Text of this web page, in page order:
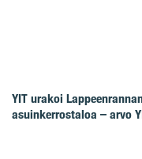
YIT urakoi
asuinkerrostaloa – arvo